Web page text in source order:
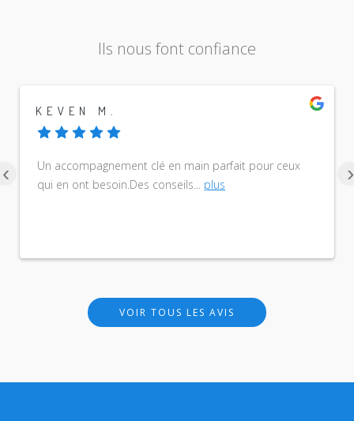
Ils nous font confiance
Un accompagnement clé en main parfait pour ceux
qui en ont besoin.Des conseils... plus
KEVEN M.
‹ ›
VOIR TOUS LES AVIS